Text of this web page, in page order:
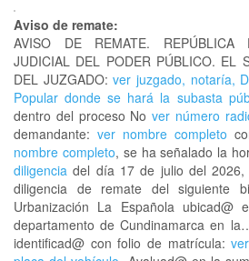
Aviso de remate:
AVISO DE REMATE. REPÚBLICA
JUDICIAL DEL PODER PÚBLICO. EL
DEL JUZGADO: ver juzgado, notaría,
Popular donde se hará la subasta
dentro del proceso Nover número
demandante: ver nombre completo
nombre completo, se ha señalado la
diligencia del día 17 de julio del
diligencia de remate del siguiente
Urbanización La Española
departamento de Cundinamarca en
identificad@ con folio de matrícula: